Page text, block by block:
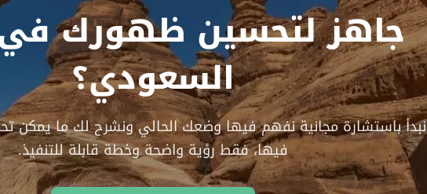
جاهز لتحسين ظهورك في
السعودي؟
نبدأ باستشارة مجانية نفهم فيها وضعك الحالي ونشرح لك ما يمكن
فيها، فقط رؤية واضحة وخطة قابلة للتنفيذ.